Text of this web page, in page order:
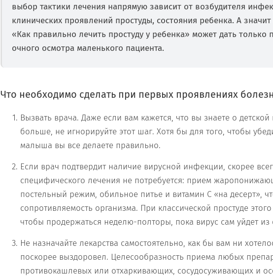
выбор тактики лечения напрямую зависит от возбудителя
клинических проявлений простуды, состояния ребенка. А
«Как правильно лечить простуду у ребенка» может дать только
очного осмотра маленького пациента.
Что необходимо сделать при первых проявлениях
Вызвать врача. Даже если вам кажется, что вы знаете о
больше, не игнорируйте этот шаг. Хотя бы для того, чтобы
малыша вы все делаете правильно.
Если врач подтвердит наличие вирусной инфекции, скорее
специфического лечения не потребуется: прием
постельный режим, обильное питье и витамин С «на десерт»,
сопротивляемость организма. При классической простуде
чтобы продержаться неделю-полторы, пока вирус сам уйдет из
Не назначайте лекарства самостоятельно, как бы вам ни
поскорее выздоровел. Целесообразность приема любых
противокашлевых или отхаркивающих, сосудосуживающих и